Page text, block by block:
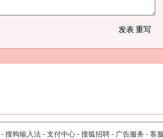
- 搜狗输入法 - 支付中心 - 搜狐招聘 - 广告服务 - 客